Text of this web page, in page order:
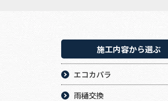
施工内容から選ぶ
エコカパラ
雨樋交換